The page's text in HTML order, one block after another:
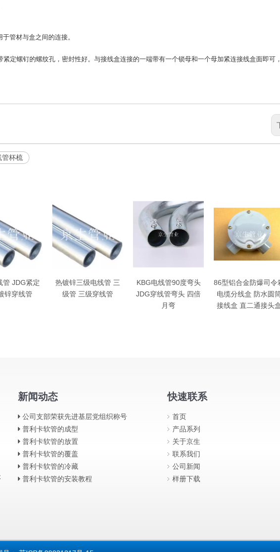
管材与盒之间的连接。
定螺钉的螺纹孔，密封性好。与接线盒连接的一端带有一个锁母和一个母加紧连接线盒面即可
管杯梳
JDG紧定
穿线管
热镀锌三级电线管 三
级管 三级穿线管
KBG电线管90度弯头
JDG穿线管弯头 四倍
月弯
86型铝合金防爆司令箱
电缆分线盒 防水圆筒
接线盒 直二通接头盒
新闻动态
公司支部荣获先进基层党组织称号
普利卡软管的成型
普利卡软管的放置
普利卡软管的覆盖
普利卡软管的冷藏
普利卡软管的安装教程
快速联系
首页
产品系列
关于京生
联系我们
公司新闻
样册下载